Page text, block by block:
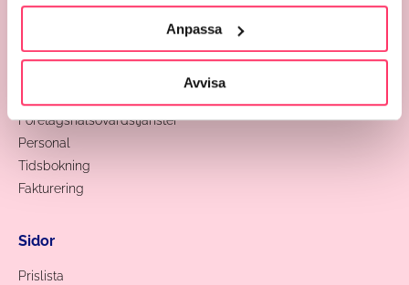
Anpassa
Avvisa
Företagshälsovårdstjänster
Personal
Tidsbokning
Fakturering
Sidor
Prislista